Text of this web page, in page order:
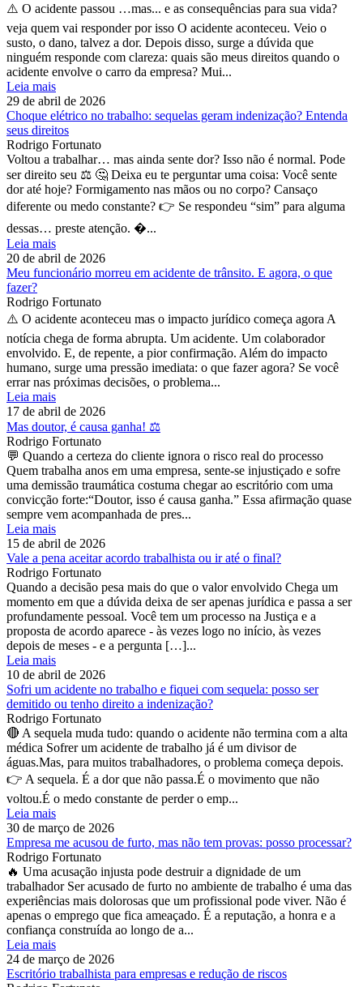
⚠️ O acidente passou …mas... e as consequências para sua vida?
veja quem vai responder por isso O acidente aconteceu. Veio o
susto, o dano, talvez a dor. Depois disso, surge a dúvida que
ninguém responde com clareza: quais são meus direitos quando o
acidente envolve o carro da empresa? Mui...
Leia mais
29 de abril de 2026
Choque elétrico no trabalho: sequelas geram indenização? Entenda
seus direitos
Rodrigo Fortunato
Voltou a trabalhar… mas ainda sente dor? Isso não é normal. Pode
ser direito seu ⚖️ 🤔 Deixa eu te perguntar uma coisa: Você sente
dor até hoje? Formigamento nas mãos ou no corpo? Cansaço
diferente ou medo constante? 👉 Se respondeu “sim” para alguma
dessas… preste atenção. �...
Leia mais
20 de abril de 2026
Meu funcionário morreu em acidente de trânsito. E agora, o que
fazer?
Rodrigo Fortunato
⚠️ O acidente aconteceu mas o impacto jurídico começa agora A
notícia chega de forma abrupta. Um acidente. Um colaborador
envolvido. E, de repente, a pior confirmação. Além do impacto
humano, surge uma pressão imediata: o que fazer agora? Se você
errar nas próximas decisões, o problema...
Leia mais
17 de abril de 2026
Mas doutor, é causa ganha! ⚖️
Rodrigo Fortunato
💬 Quando a certeza do cliente ignora o risco real do processo
Quem trabalha anos em uma empresa, sente-se injustiçado e sofre
uma demissão traumática costuma chegar ao escritório com uma
convicção forte:“Doutor, isso é causa ganha.” Essa afirmação quase
sempre vem acompanhada de pres...
Leia mais
15 de abril de 2026
Vale a pena aceitar acordo trabalhista ou ir até o final?
Rodrigo Fortunato
Quando a decisão pesa mais do que o valor envolvido Chega um
momento em que a dúvida deixa de ser apenas jurídica e passa a ser
profundamente pessoal. Você tem um processo na Justiça e a
proposta de acordo aparece - às vezes logo no início, às vezes
depois de meses - e a pergunta […]...
Leia mais
10 de abril de 2026
Sofri um acidente no trabalho e fiquei com sequela: posso ser
demitido ou tenho direito a indenização?
Rodrigo Fortunato
🔴 A sequela muda tudo: quando o acidente não termina com a alta
médica Sofrer um acidente de trabalho já é um divisor de
águas.Mas, para muitos trabalhadores, o problema começa depois.
👉 A sequela. É a dor que não passa.É o movimento que não
voltou.É o medo constante de perder o emp...
Leia mais
30 de março de 2026
Empresa me acusou de furto, mas não tem provas: posso processar?
Rodrigo Fortunato
🔥 Uma acusação injusta pode destruir a dignidade de um
trabalhador Ser acusado de furto no ambiente de trabalho é uma das
experiências mais dolorosas que um profissional pode viver. Não é
apenas o emprego que fica ameaçado. É a reputação, a honra e a
confiança construída ao longo de a...
Leia mais
24 de março de 2026
Escritório trabalhista para empresas e redução de riscos